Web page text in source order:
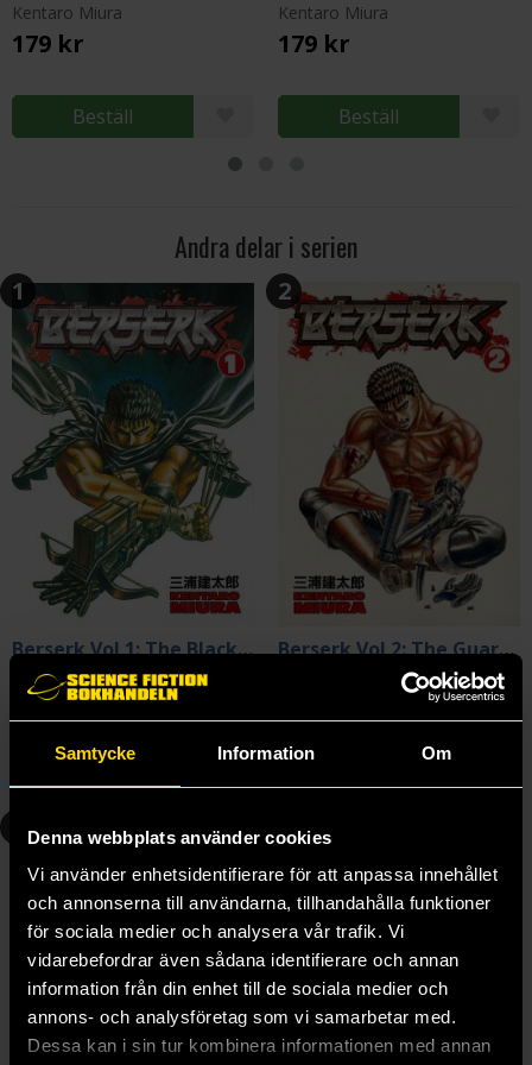
Samtycke Information Om
Denna webbplats använder cookies
Vi använder enhetsidentifierare för att anpassa innehållet
och annonserna till användarna, tillhandahålla funktioner
för sociala medier och analysera vår trafik. Vi
vidarebefordrar även sådana identifierare och annan
information från din enhet till de sociala medier och
annons- och analysföretag som vi samarbetar med.
Dessa kan i sin tur kombinera informationen med annan
Kentaro Miura
179 kr
Beställ
Kentaro Miura
179 kr
Beställ
Andra delar i serien
1
Berserk Vol 1: The Black Swordsman
Kentaro Miura
179 kr
Beställ
2
Berserk Vol 2: The Guardians of Desire
Beställ
4